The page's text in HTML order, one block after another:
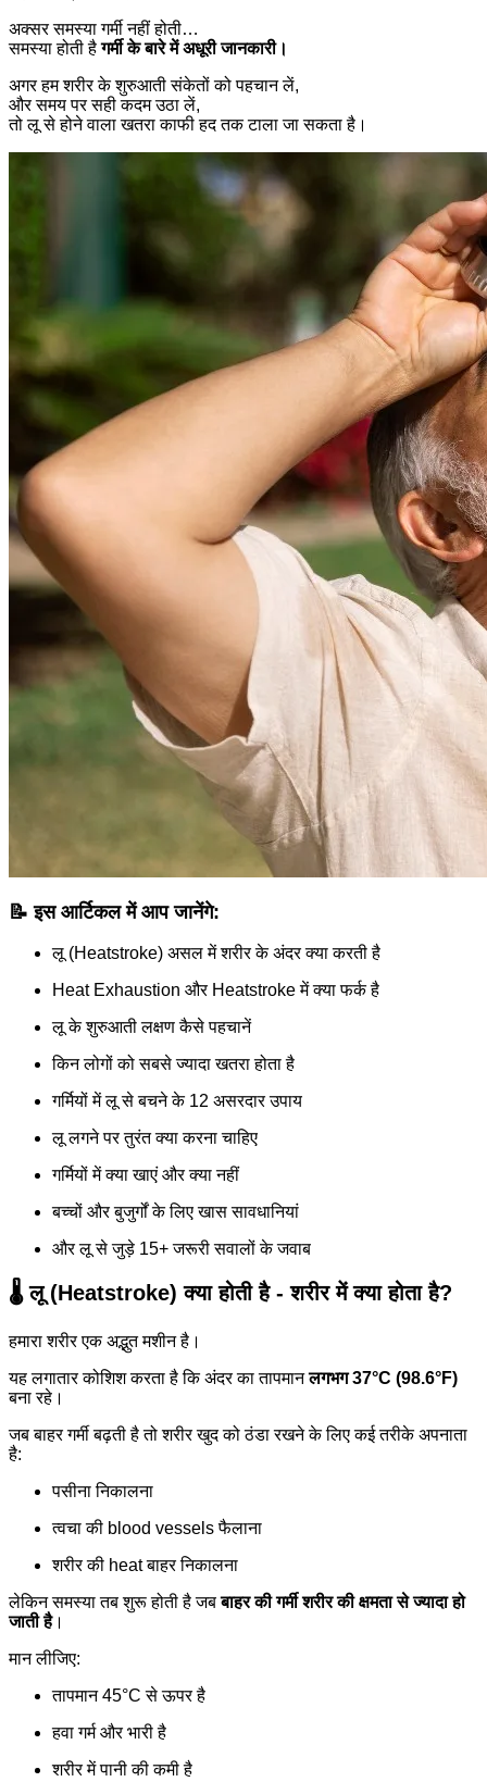
अक्सर समस्या गर्मी नहीं होती…
समस्या होती हैगर्मी के बारे में अधूरी जानकारी।
अगर हम शरीर के शुरुआती संकेतों को पहचान लें,
और समय पर सही कदम उठा लें,
तो लू से होने वाला खतरा काफी हद तक टाला जा सकता है।
📝 इस आर्टिकल में आप जानेंगे:
लू (Heatstroke) असल में शरीर के अंदर क्या करती है
Heat Exhaustion और Heatstroke में क्या फर्क है
लू के शुरुआती लक्षण कैसे पहचानें
किन लोगों को सबसे ज्यादा खतरा होता है
गर्मियों में लू से बचने के 12 असरदार उपाय
लू लगने पर तुरंत क्या करना चाहिए
गर्मियों में क्या खाएं और क्या नहीं
बच्चों और बुजुर्गों के लिए खास सावधानियां
और लू से जुड़े 15+ जरूरी सवालों के जवाब
🌡️ लू (Heatstroke) क्या होती है - शरीर में क्या होता है?
हमारा शरीर एक अद्भुत मशीन है।
यह लगातार कोशिश करता है कि अंदर का तापमानलगभग 37°C (98.6°F)
बना रहे।
जब बाहर गर्मी बढ़ती है तो शरीर खुद को ठंडा रखने के लिए कई तरीके अपनाता
है:
पसीना निकालना
त्वचा की blood vessels फैलाना
शरीर की heat बाहर निकालना
लेकिन समस्या तब शुरू होती है जबबाहर की गर्मी शरीर की क्षमता से ज्यादा हो
जाती है।
मान लीजिए:
तापमान 45°C से ऊपर है
हवा गर्म और भारी है
शरीर में पानी की कमी है